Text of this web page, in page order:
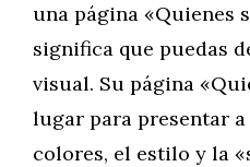
una página «Quienes
significa que puedas
visual. Su página
lugar para presentar
colores, el estilo y la